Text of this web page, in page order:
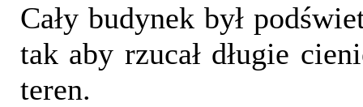
Cały budynek był
tak aby rzucał długie
teren.